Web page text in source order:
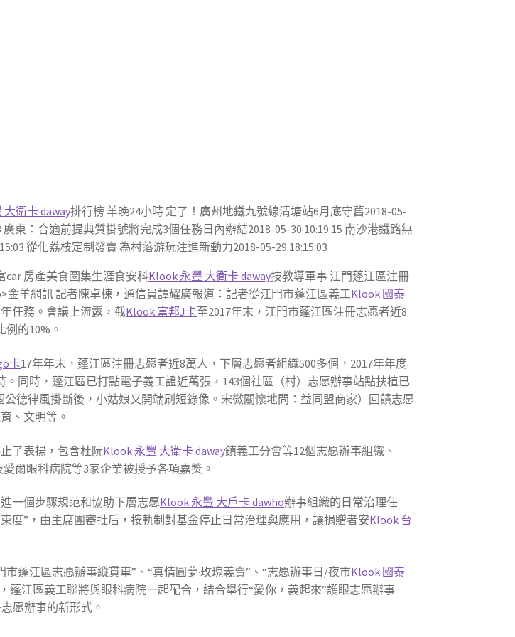
大衛卡 daway排行榜 羊晚24小時 定了！廣州地鐵九號線清塘站6月底守舊2018-05-
東：合適前提典質掛號將完成3個任務日內辦結2018-05-30 10:19:15 南沙港鐵路無
從化荔枝定制發賣 為村落游玩注進新動力2018-05-29 18:15:03
car 房產美食圖集生涯食安科Klook 永豐 大衛卡 daway技教導軍事 江門蓬江區注冊
金羊網訊 記者陳卓棟，通信員譚耀廣報道：記者從江門市蓬江區義工Klook 國泰
任務。會議上流露，截Klook 富邦J卡至2017年末，江門市蓬江區注冊志愿者近8
例的10%。
卡17年年末，蓬江區注冊志愿者近8萬人，下層志愿者組織500多個，2017年年度
同時，蓬江區已打點電子義工證近萬張，143個社區（村）志愿辦事站點扶植已
德律風掛斷後，小姑娘又開端刷短錄像。宋微關懷地問：益同盟商家）回饋志愿
、文明等。
了表揚，包含杜阮Klook 永豐 大衛卡 daway鎮義工分會等12個志愿辦事組織、
爾眼科病院等3家企業被授予各項嘉獎。
一個步驟規范和協助下層志愿Klook 永豐 大戶卡 dawho辦事組織的日常治理任
度”，由主席團審批后，按軌制對基金停止日常治理與應用，讓捐贈者安Klook 台
蓬江區志愿辦事縱貫車”、“真情圓夢·玫瑰義賣”、“志愿辦事日/夜市Klook 國泰
蓬江區義工聯將與眼科病院一起配合，結合舉行“愛你，義起來”護眼志愿辦事
愿辦事的新形式。